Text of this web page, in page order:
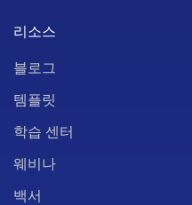
리소스
블로그
템플릿
학습 센터
웨비나
백서